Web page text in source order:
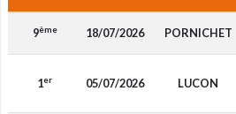
9ème 18/07/2026 PORNICHET
1er 05/07/2026 LUCON